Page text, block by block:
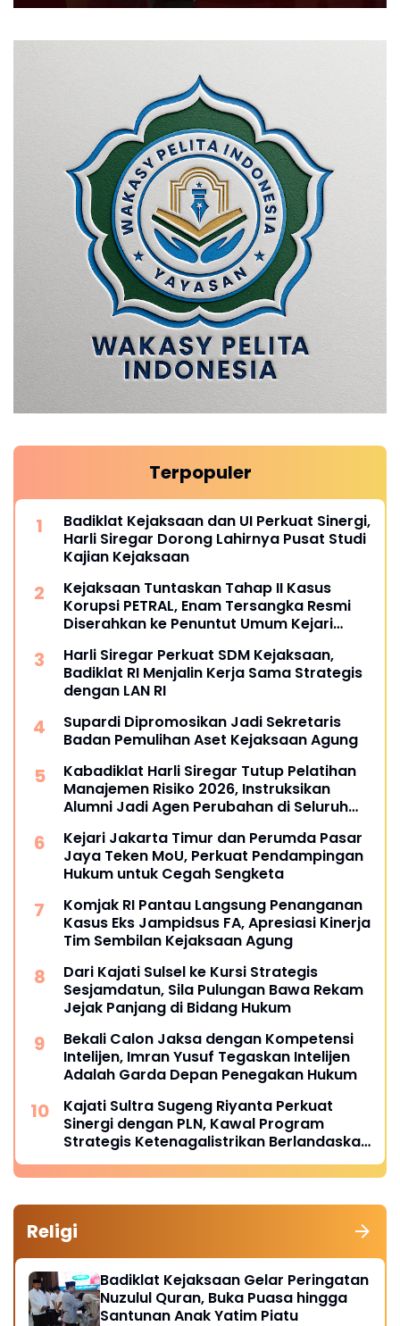
Terpopuler
Badiklat Kejaksaan dan UI Perkuat Sinergi,
Harli Siregar Dorong Lahirnya Pusat Studi
Kajian Kejaksaan
Kejaksaan Tuntaskan Tahap II Kasus
Korupsi PETRAL, Enam Tersangka Resmi
Diserahkan ke Penuntut Umum Kejari
Harli Siregar Perkuat SDM Kejaksaan,
Badiklat RI Menjalin Kerja Sama Strategis
dengan LAN RI
Supardi Dipromosikan Jadi Sekretaris
Badan Pemulihan Aset Kejaksaan Agung
Kabadiklat Harli Siregar Tutup Pelatihan
Manajemen Risiko 2026, Instruksikan
Alumni Jadi Agen Perubahan di Seluruh
Kejari Jakarta Timur dan Perumda Pasar
Jaya Teken MoU, Perkuat Pendampingan
Hukum untuk Cegah Sengketa
Komjak RI Pantau Langsung Penanganan
Kasus Eks Jampidsus FA, Apresiasi Kinerja
Tim Sembilan Kejaksaan Agung
Dari Kajati Sulsel ke Kursi Strategis
Sesjamdatun, Sila Pulungan Bawa Rekam
Jejak Panjang di Bidang Hukum
Bekali Calon Jaksa dengan Kompetensi
Intelijen, Imran Yusuf Tegaskan Intelijen
Adalah Garda Depan Penegakan Hukum
Kajati Sultra Sugeng Riyanta Perkuat
Sinergi dengan PLN, Kawal Program
Strategis Ketenagalistrikan Berlandaskan
Kepastian Hukum
Religi
Badiklat Kejaksaan Gelar Peringatan
Nuzulul Quran, Buka Puasa hingga
Santunan Anak Yatim Piatu